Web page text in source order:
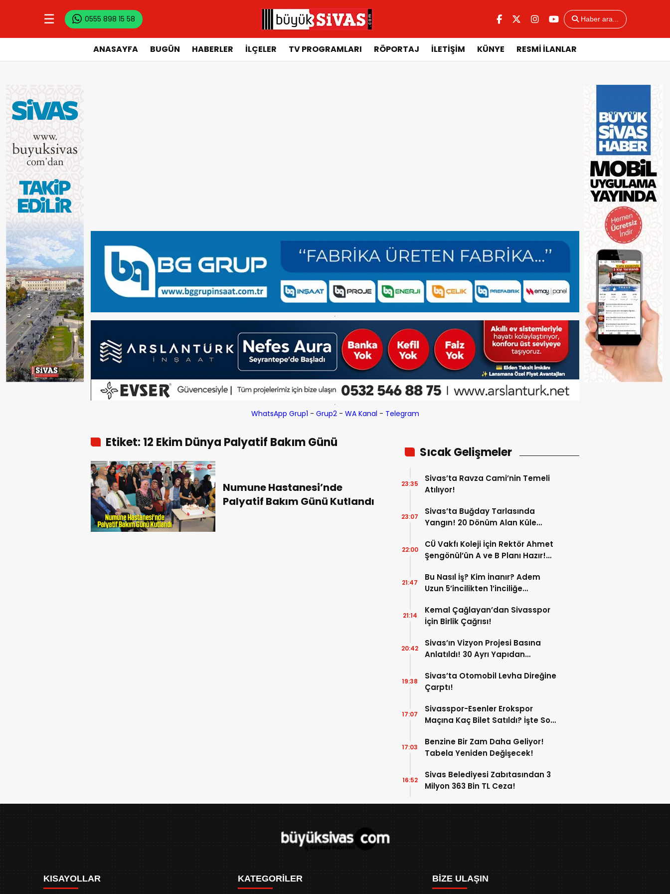
☰ 0555 898 15 58 Haber ara...
ANASAYFA BUGÜN HABERLER İLÇELER TV PROGRAMLARI RÖPORTAJ İLETİŞİM KÜNYE RESMİ İLANLAR
WhatsApp Grup1 - Grup2- WA Kanal - Telegram
Etiket: 12 Ekim Dünya Palyatif Bakım Günü
Numune Hastanesi’nde
Palyatif Bakım Günü Kutlandı
Sıcak Gelişmeler
Sivas’ta Ravza Cami’nin Temeli
Atılıyor!
23:35
Sivas’ta Buğday Tarlasında
Yangın! 20 Dönüm Alan Küle
23:07
CÜ Vakfı Koleji İçin Rektör Ahmet
Şengönül’ün A ve B Planı Hazır!
Çözmek!
22:00
Bu Nasıl İş? Kim İnanır? Adem
Uzun 5’incilikten 1’inciliğe
21:47
Kemal Çağlayan’dan Sivasspor
İçin Birlik Çağrısı!
21:14
Sivas’ın Vizyon Projesi Basına
Anlatıldı! 30 Ayrı Yapıdan
20:42
Sivas’ta Otomobil Levha Direğine
Çarptı!
19:38
Sivasspor-Esenler Erokspor
Maçına Kaç Bilet Satıldı? İşte Son
17:07
Benzine Bir Zam Daha Geliyor!
Tabela Yeniden Değişecek!
17:03
Sivas Belediyesi Zabıtasından 3
Milyon 363 Bin TL Ceza!
16:52
KISAYOLLAR KATEGORİLER BİZE ULAŞIN